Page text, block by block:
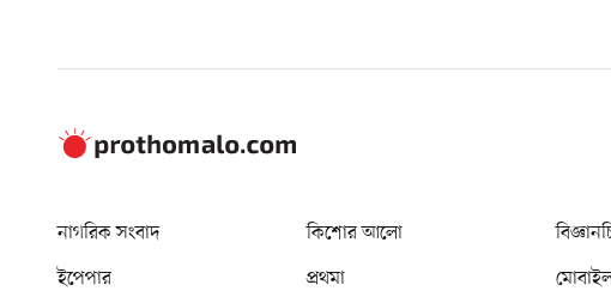
নাগরিক সংবাদ কিশোর আলো
ইপেপার
প্রথমা